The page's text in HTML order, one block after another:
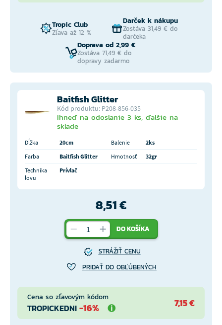
Tropic Club
Zľava až 12 %
Darček k nákupu
Zostáva 31,49 € do
darčeka
Doprava od 2,99 €
Zostáva 71,49 € do
dopravy zadarmo
Baitfish Glitter
Kód produktu: P208-856-035
Ihneď na odoslanie 3 ks, ďalšie na
sklade
Dĺžka 20cm Balenie
2ks
Farba
Baitfish Glitter Hmotnosť
32gr
Technika
lovu
Prívlač
8,51 €
DO KOŠÍKA
STRÁŽIŤ CENU
PRIDAŤ DO OBĽÚBENÝCH
Cena so zľavovým kódom
TROPICKEDNI -16% 7,15 €